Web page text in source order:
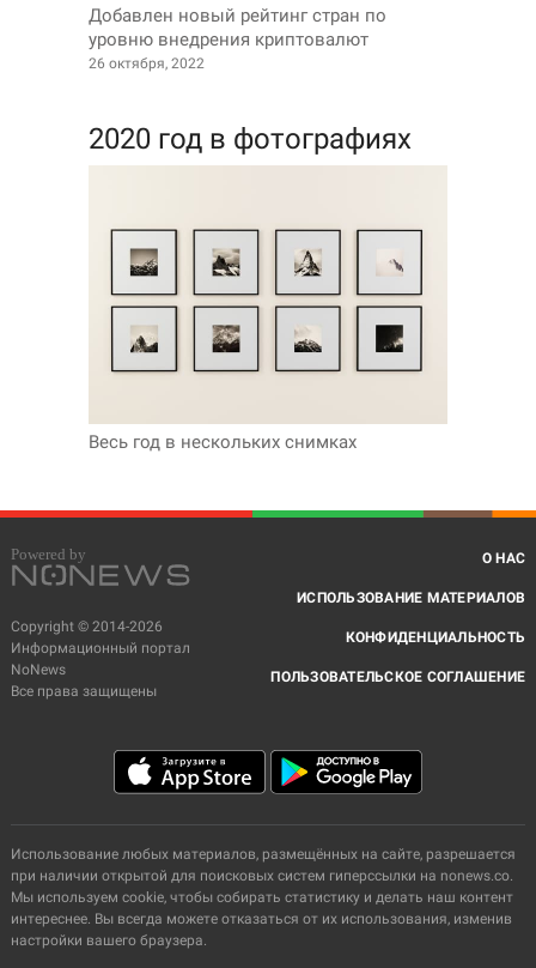
Добавлен новый рейтинг стран по
уровню внедрения криптовалют
26 октября, 2022
2020 год в фотографиях
Весь год в нескольких снимках
Copyright © 2014-2026
Информационный портал
NoNews
Все права защищены
О НАС
ИСПОЛЬЗОВАНИЕ МАТЕРИАЛОВ
КОНФИДЕНЦИАЛЬНОСТЬ
ПОЛЬЗОВАТЕЛЬСКОЕ СОГЛАШЕНИЕ
Использование любых материалов, размещённых на сайте, разрешается
при наличии открытой для поисковых систем гиперссылки на nonews.co.
Мы используем cookie, чтобы собирать статистику и делать наш контент
интереснее. Вы всегда можете отказаться от их использования, изменив
настройки вашего браузера.